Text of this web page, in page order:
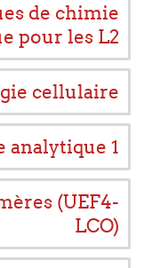
de chimie
pour les L2
cellulaire
analytique 1
(UEF4-
LCO)